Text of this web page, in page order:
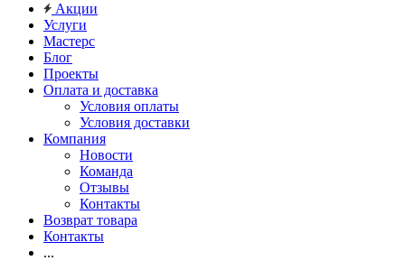
Акции
Услуги
Мастерс
Блог
Проекты
Оплата и доставка
Условия оплаты
Условия доставки
Компания
Новости
Команда
Отзывы
Контакты
Возврат товара
Контакты
...